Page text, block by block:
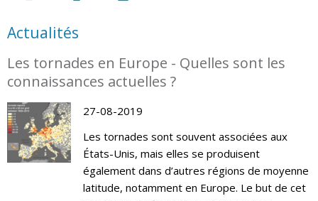
Actualités
Les tornades en Europe - Quelles sont les
connaissances actuelles ?
27-08-2019
Les tornades sont souvent associées aux
États-Unis, mais elles se produisent
également dans d’autres régions de moyenne
latitude, notamment en Europe. Le but de cet